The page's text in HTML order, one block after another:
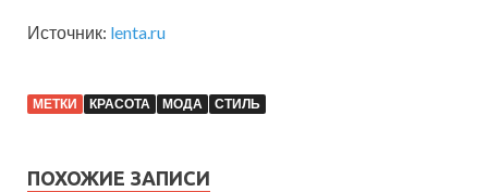
Источник: lenta.ru
МЕТКИ КРАСОТА МОДА СТИЛЬ
ПОХОЖИЕ ЗАПИСИ